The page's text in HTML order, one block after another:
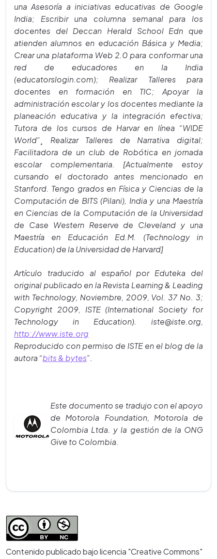
una Asesoría a iniciativas educativas de Google
India; Escribir una columna semanal para los
docentes del Deccan Herald School Edn que
atienden alumnos en educación Básica y Media;
Crear una plataforma Web 2.0 para conformar una
red de educadores en la India
(educatorslogin.com); Realizar Talleres para
docentes en formación en TIC; Apoyar la
administración escolar y los docentes mediante la
planeación educativa y la integración efectiva;
Tutora de los cursos de Harvar en línea “WIDE
World”¸ Realizar Talleres de Narrativa digital;
Facilitadora de un club de Robótica en jornada
escolar complementaria. [Actualmente estoy
cursando el doctorado antes mencionado en
Stanford. Tengo grados en Física y Ciencias de la
Computación de BITS (Pilani), India y una Maestría
en Ciencias de la Computación de la Universidad
de Case Western Reserve de Cleveland y una
Maestría en Educación Ed.M. (Technology in
Education) de la Universidad de Harvard]
Artículo traducido al español por Eduteka del
original publicado en la Revista Learning & Leading
with Technology, Noviembre, 2009, Vol. 37 No. 3;
Copyright 2009, ISTE (International Society for
Technology in Education). iste@iste.org,
http://www.iste.org
Reproducido con permiso de ISTE en el blog de la
autora “bits & bytes”.
Este documento se tradujo con el apoyo
de Motorola Foundation, Motorola de
Colombia Ltda. y la gestión de la ONG
Give to Colombia.
Contenido publicado bajo licencia "Creative Commons"